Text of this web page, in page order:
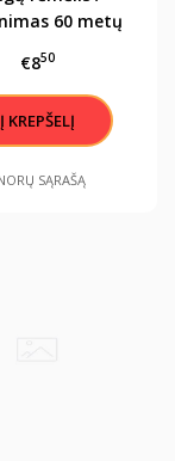
60 metų
€850
SĄRAŠĄ